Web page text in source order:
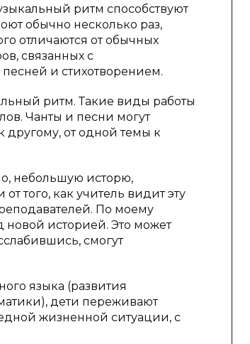
ритм способствуют
обычно несколько раз,
отличаются от обычных
связанных с
и стихотворением.
ритм. Такие виды работы
Чанты и песни могут
другому, от одной темы к
небольшую исторю,
того, как учитель видит эту
По моему
новой историей. Это может
смогут
языка (развития
дети переживают
жизненной ситуации, с